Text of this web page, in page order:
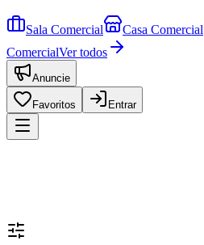
Sala Comercial Casa Comercial
ComercialVer todos
Anuncie
Favoritos Entrar